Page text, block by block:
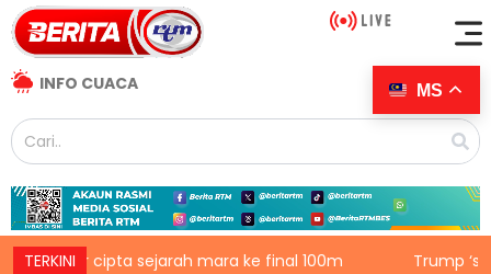
INFO CUACA
TERKINI
cipta sejarah mara ke final 100m Trump ‘serang’
MS